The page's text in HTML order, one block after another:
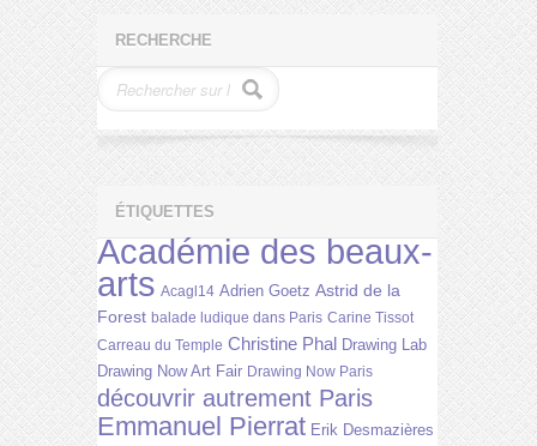
RECHERCHE
ÉTIQUETTES
Académie des beaux-
arts Acagl14 Adrien Goetz Astrid de la
Forest balade ludique dans Paris Carine Tissot
Carreau du Temple Christine Phal Drawing Lab
Drawing Now Art Fair Drawing Now Paris
découvrir autrement Paris
Emmanuel Pierrat Erik Desmazières